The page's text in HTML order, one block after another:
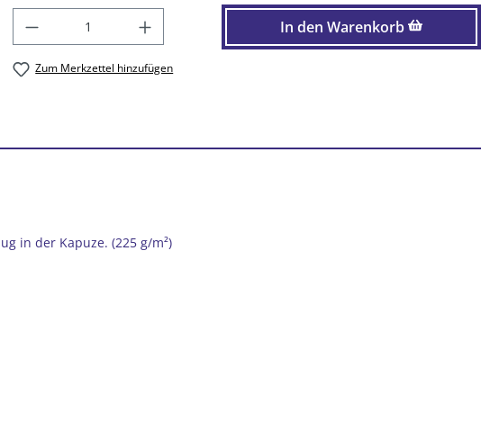
Produkt Anzahl: Gib den gewünschten Wert
In den Warenkorb
Zum Merkzettel hinzufügen
in der Kapuze. (225 g/m²)